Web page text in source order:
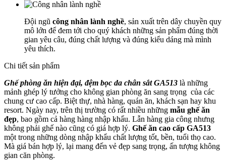
Đội ngũ công nhân lành nghề, sản xuất trên dây chuyền quy
mô lớn để đem tới cho quý khách những sản phẩm đúng thời
gian yêu câu, đúng chất lượng và đúng kiểu dáng mà mình
yêu thích.
Chi tiết sản phẩm
Ghế phòng ăn hiện đại, đệm bọc da chân sắt GA513 là những
mảnh ghép lý tưởng cho không gian phòng ăn sang trọng của các
chung cư cao cấp. Biệt thự, nhà hàng, quán ăn, khách sạn hay khu
resort. Ngày nay, trên thị trường có rất nhiều những mẫu ghế ăn
đẹp, bao gồm cả hàng hàng nhập khẩu. Lẫn hàng gia công nhưng
không phải ghế nào cũng có giá hợp lý. Ghế ăn cao cấp GA513
một trong những dòng nhập khẩu chất lượng tốt, bền, tuổi thọ cao.
Mà giá bán hợp lý, lại mang đến vẻ đẹp sang trọng, ấn tượng không
gian căn phòng.